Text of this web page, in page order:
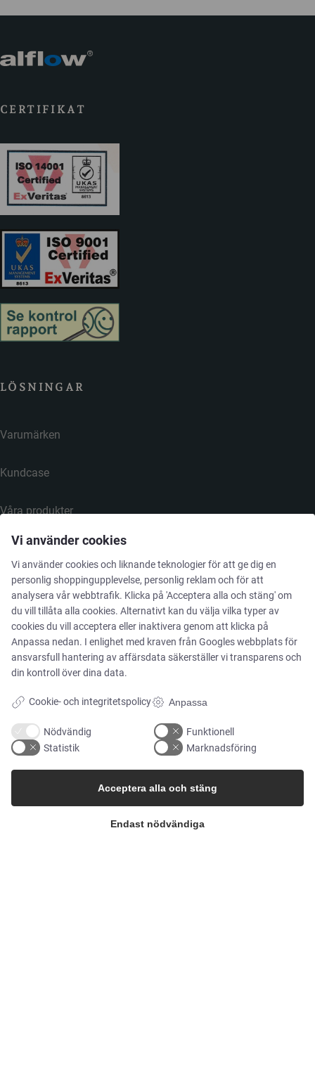
CERTIFIKAT
LÖSNINGAR
Varumärken
Kundcase
Våra produkter
Tjänster
MARKNADER
Mat & dryck
Pharma & Biotech – Single-Use Solutions
Renrum
Vi använder cookies
Vi använder cookies och liknande teknologier för att ge dig en
personlig shoppingupplevelse, personlig reklam och för att
analysera vår webbtrafik. Klicka på 'Acceptera alla och stäng' om
du vill tillåta alla cookies. Alternativt kan du välja vilka typer av
cookies du vill acceptera eller inaktivera genom att klicka på
Anpassa nedan. I enlighet med kraven från Googles webbplats för
ansvarsfull hantering av affärsdata säkerställer vi transparens och
din kontroll över dina data.
Cookie- och integritetspolicy Anpassa
Nödvändig
Funktionell
Statistik
Marknadsföring
Endast nödvändiga
Acceptera alla och stäng